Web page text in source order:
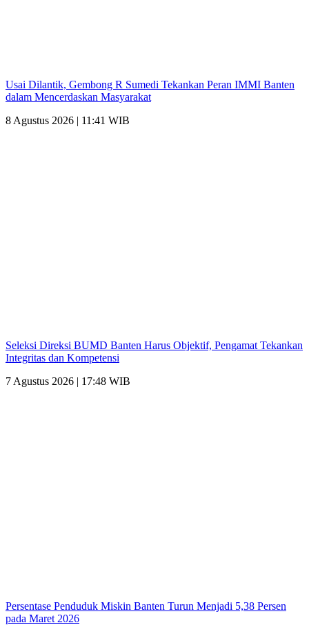
Usai Dilantik, Gembong R Sumedi Tekankan Peran IMMI Banten
dalam Mencerdaskan Masyarakat
8 Agustus 2026 | 11:41 WIB
Seleksi Direksi BUMD Banten Harus Objektif, Pengamat Tekankan
Integritas dan Kompetensi
7 Agustus 2026 | 17:48 WIB
Persentase Penduduk Miskin Banten Turun Menjadi 5,38 Persen
pada Maret 2026